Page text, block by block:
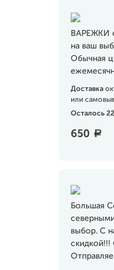
ВАРЕЖКИ
на ваш
Обычная
Доставка
или
Осталось
650 a
Большая
выбор. С
скидкой!!!